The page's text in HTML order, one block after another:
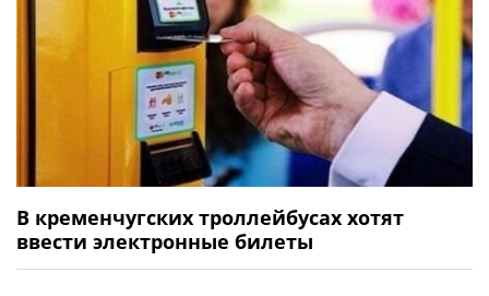
В кременчугских троллейбусах хотят
ввести электронные билеты